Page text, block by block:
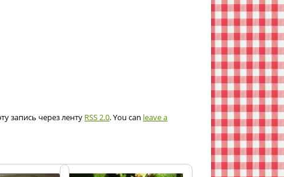
запись через ленту RSS 2.0. You can leave a